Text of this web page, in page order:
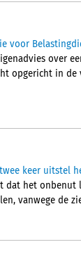
voor
over
opgericht in de
keer uitstel
dat het
vanwege de